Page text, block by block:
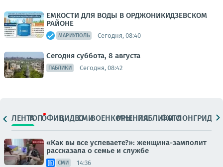
ЕМКОСТИ ДЛЯ ВОДЫ В ОРДЖОНИКИДЗЕВСКОМ
РАЙОНЕ
МАРИУПОЛЬ Сегодня, 08:40
Сегодня суббота, 8 августа
ПАБЛИКИ Сегодня, 08:42
ЛЕНТАТОПОФИЦ.ВИДЕОСМИВОЕНКОРЫМНЕНИЯПАБЛИКИ
ФОТОЛОНГРИДЫ
«Как вы все успеваете?»: женщина-замполит
рассказала о семье и службе
СМИ 14:36